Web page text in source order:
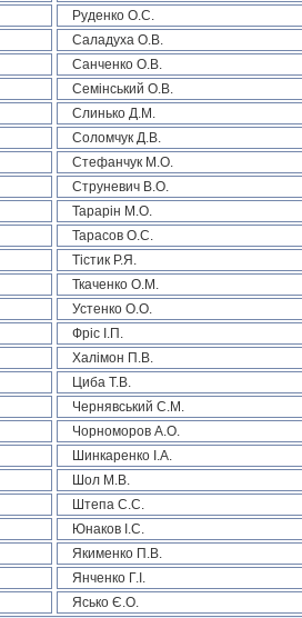
Руденко О.С.
Саладуха О.В.
Санченко О.В.
Семінський О.В.
Слинько Д.М.
Соломчук Д.В.
Стефанчук М.О.
Струневич В.О.
Тарарін М.О.
Тарасов О.С.
Тістик Р.Я.
Ткаченко О.М.
Устенко О.О.
Фріс І.П.
Халімон П.В.
Циба Т.В.
Чернявський С.М.
Чорноморов А.О.
Шинкаренко І.А.
Шол М.В.
Штепа С.С.
Юнаков І.С.
Якименко П.В.
Янченко Г.І.
Ясько Є.О.